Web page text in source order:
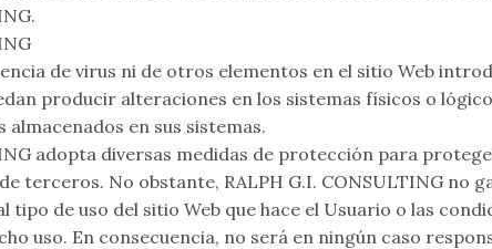
de virus ni de otros elementos en el sitio Web
producir alteraciones en los sistemas físicos o
en sus sistemas.
adopta diversas medidas de protección para
terceros. No obstante, RALPH G.I. CONSULTING no
tipo de uso del sitio Web que hace el Usuario o las
uso. En consecuencia, no será en ningún caso